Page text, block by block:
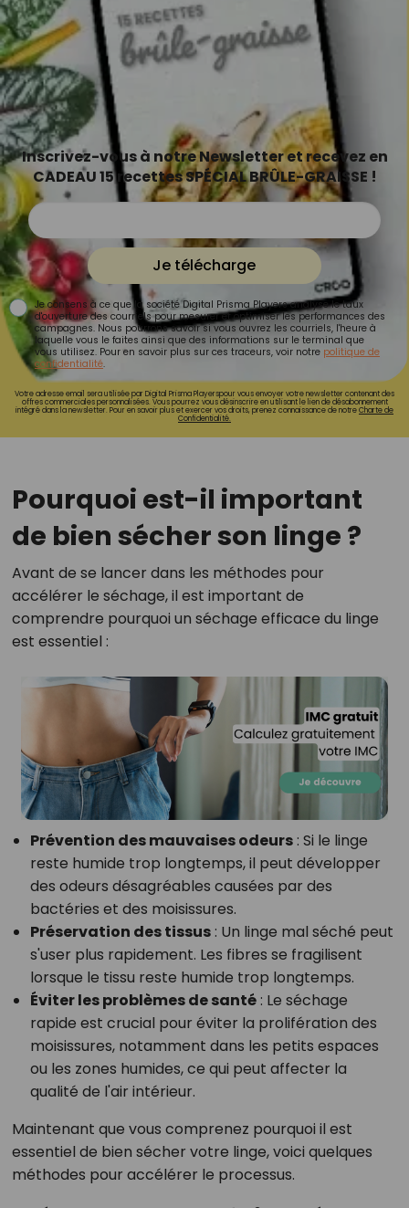
Inscrivez-vous à notre Newsletter et recevez en
CADEAU 15 recettes SPÉCIAL BRÛLE-GRAISSE !
Je télécharge
Je consens à ce que la société Digital Prisma Players analyse le taux
d'ouverture des courriels pour mesurer et optimiser les performances des
campagnes. Nous pourrons savoir si vous ouvrez les courriels, l'heure à
laquelle vous le faites ainsi que des informations sur le terminal que
vous utilisez. Pour en savoir plus sur ces traceurs, voir notre politique de
confidentialité.
Votre adresse email sera utilisée par Digital Prisma Playerspour vous envoyer votre newsletter contenant des
offres commerciales personnalisées. Vous pourrez vous désinscrire en utilisant le lien de désabonnement
intégré dans la newsletter. Pour en savoir plus et exercer vos droits, prenez connaissance de notreCharte de
Confidentialité.
Pourquoi est-il important
de bien sécher son linge ?
Avant de se lancer dans les méthodes pour
accélérer le séchage, il est important de
comprendre pourquoi un séchage efficace du linge
est essentiel :
Prévention des mauvaises odeurs: Si le linge
reste humide trop longtemps, il peut développer
des odeurs désagréables causées par des
bactéries et des moisissures.
Préservation des tissus: Un linge mal séché peut
s'user plus rapidement. Les fibres se fragilisent
lorsque le tissu reste humide trop longtemps.
Éviter les problèmes de santé: Le séchage
rapide est crucial pour éviter la prolifération des
moisissures, notamment dans les petits espaces
ou les zones humides, ce qui peut affecter la
qualité de l'air intérieur.
Maintenant que vous comprenez pourquoi il est
essentiel de bien sécher votre linge, voici quelques
méthodes pour accélérer le processus.